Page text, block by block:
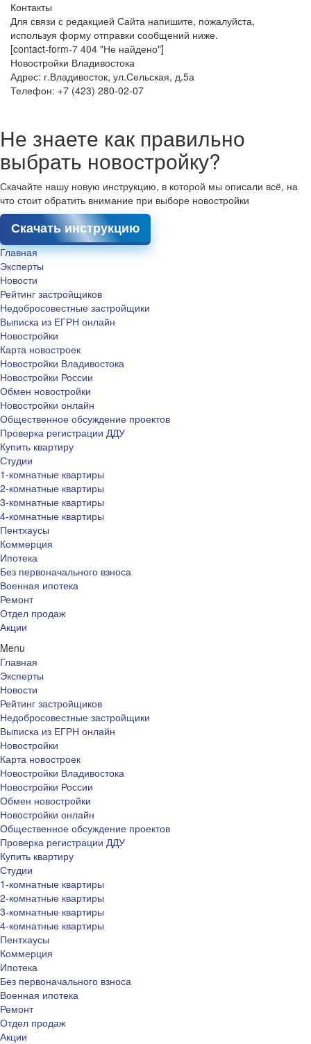
Контакты
Для связи с редакцией Сайта напишите, пожалуйста,
используя форму отправки сообщений ниже.
[contact-form-7 404 "Не найдено"]
Новостройки Владивостока
Адрес: г.Владивосток, ул.Сельская, д.5а
Телефон: +7 (423) 280-02-07
Не знаете как правильно
выбрать новостройку?
Скачайте нашу новую инструкцию, в которой мы описали всё, на
что стоит обратить внимание при выборе новостройки
Скачать инструкцию
Главная
Эксперты
Новости
Рейтинг застройщиков
Недобросовестные застройщики
Выписка из ЕГРН онлайн
Новостройки
Карта новостроек
Новостройки Владивостока
Новостройки России
Обмен новостройки
Новостройки онлайн
Общественное обсуждение проектов
Проверка регистрации ДДУ
Купить квартиру
Студии
1-комнатные квартиры
2-комнатные квартиры
3-комнатные квартиры
4-комнатные квартиры
Пентхаусы
Коммерция
Ипотека
Без первоначального взноса
Военная ипотека
Ремонт
Отдел продаж
Акции
Menu
Главная
Эксперты
Новости
Рейтинг застройщиков
Недобросовестные застройщики
Выписка из ЕГРН онлайн
Новостройки
Карта новостроек
Новостройки Владивостока
Новостройки России
Обмен новостройки
Новостройки онлайн
Общественное обсуждение проектов
Проверка регистрации ДДУ
Купить квартиру
Студии
1-комнатные квартиры
2-комнатные квартиры
3-комнатные квартиры
4-комнатные квартиры
Пентхаусы
Коммерция
Ипотека
Без первоначального взноса
Военная ипотека
Ремонт
Отдел продаж
Акции